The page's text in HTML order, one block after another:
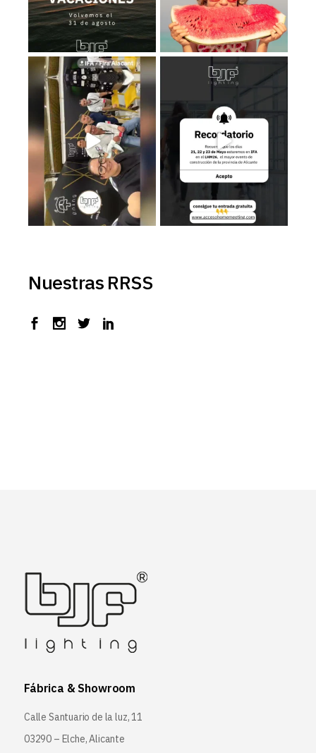
Estamos en el Levante Home
Meeting ¡Te esperamos!...
39 5
Recuerda que los días 𝟮𝟭, 𝟮𝟮 𝘆
𝟮𝟯 de
...
3 0
Nuestras RRSS
Fábrica & Showroom
Calle Santuario de la luz, 11
03290 – Elche, Alicante